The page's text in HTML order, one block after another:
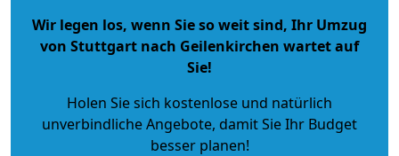
Wir legen los, wenn Sie so weit sind, Ihr Umzug
von Stuttgart nach Geilenkirchen wartet auf
Sie!
Holen Sie sich kostenlose und natürlich
unverbindliche Angebote, damit Sie Ihr Budget
besser planen!